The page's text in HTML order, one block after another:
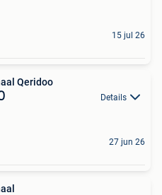
15 jul 26
Qeridoo
Details
27 jun 26